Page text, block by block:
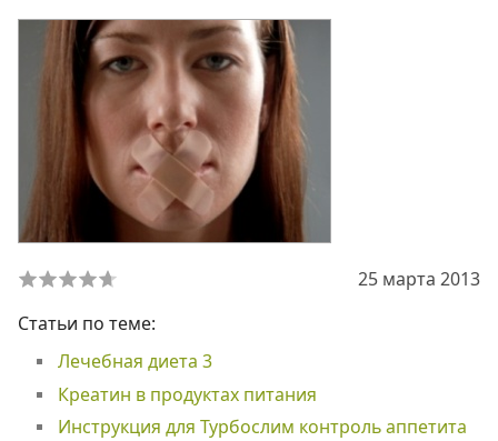
25 марта 2013
Статьи по теме:
Лечебная диета 3
Креатин в продуктах питания
Инструкция для Турбослим контроль аппетита